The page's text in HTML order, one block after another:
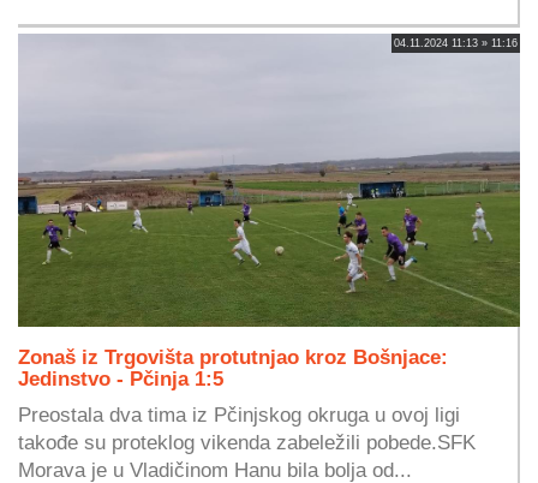
04.11.2024 11:13 » 11:16
Zonaš iz Trgovišta protutnjao kroz Bošnjace:
Jedinstvo - Pčinja 1:5
Preostala dva tima iz Pčinjskog okruga u ovoj ligi
takođe su proteklog vikenda zabeležili pobede.SFK
Morava je u Vladičinom Hanu bila bolja od...